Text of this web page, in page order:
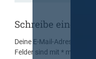
Schreibe einen
Deine E-Mail-Adresse
Felder sind mit* markiert